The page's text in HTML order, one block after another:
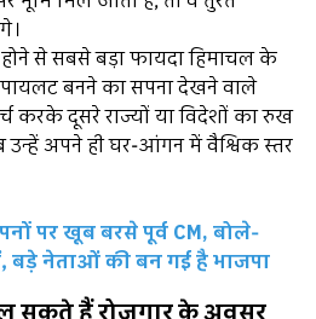
होने से सबसे बड़ा फायदा हिमाचल के
बनने का सपना देखने वाले
करके दूसरे राज्यों या विदेशों का रुख
उन्हें अपने ही घर-आंगन में वैश्विक स्तर
पर खूब बरसे पूर्व CM, बोले-
बड़े नेताओं की बन गई है भाजपा